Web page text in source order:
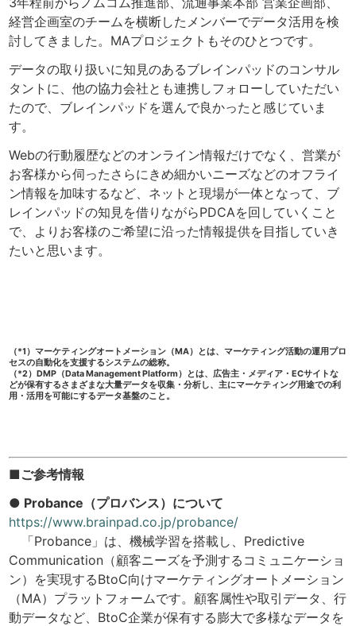
経営企画室のチームを横断したメンバーでデータ活用を検
討してきました。MAプロジェクトもそのひとつです。
データの取り扱いに知見のあるブレインパッドのコンサル
タントに、他の協力会社とも連携しフォローしていただい
たので、ブレインパッドを選んで良かったと感じていま
す。
Webの行動履歴などのオンライン情報だけでなく、営業が
お客様から伺ったさらにきめ細かいニーズなどのオフライ
ン情報を加味するなど、ネットと現場が一体となって、ブ
レインパッドの知見を借りながらPDCAを回していくこと
で、よりお客様のご希望に沿った情報提供を目指していき
たいと思います。
（*1）マーケティングオートメーション（MA）とは、マーケティング活動の運用プロ
セスの自動化を支援するシステムの総称。
（*2）DMP（Data Management Platform）とは、広告主・メディア・ECサイトな
どが保有するさまざまな大量データを収集・分析し、主にマーケティング用途での利
用・活用を可能にするデータ基盤のこと。
■ご参考情報
● Probance（プロバンス）について
https://www.brainpad.co.jp/probance/
「Probance」は、機械学習を搭載し、Predictive
Communication（顧客ニーズを予測するコミュニケーショ
ン）を実現するBtoC向けマーケティングオートメーション
（MA）プラットフォームです。顧客属性や取引データ、行
動データなど、BtoC企業が保有する膨大で多様なデータを